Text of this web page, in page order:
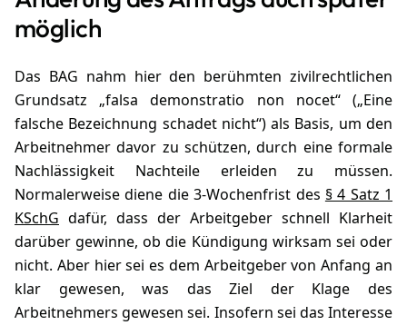
möglich
Das BAG nahm hier den berühmten zivilrechtlichen
Grundsatz „falsa demonstratio non nocet“ („Eine
falsche Bezeichnung schadet nicht“) als Basis, um den
Arbeitnehmer davor zu schützen, durch eine formale
Nachlässigkeit Nachteile erleiden zu müssen.
Normalerweise diene die 3-Wochenfrist des § 4 Satz 1
KSchG dafür, dass der Arbeitgeber schnell Klarheit
darüber gewinne, ob die Kündigung wirksam sei oder
nicht. Aber hier sei es dem Arbeitgeber von Anfang an
klar gewesen, was das Ziel der Klage des
Arbeitnehmers gewesen sei. Insofern sei das Interesse